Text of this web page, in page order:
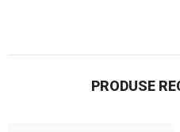
PRODUSE